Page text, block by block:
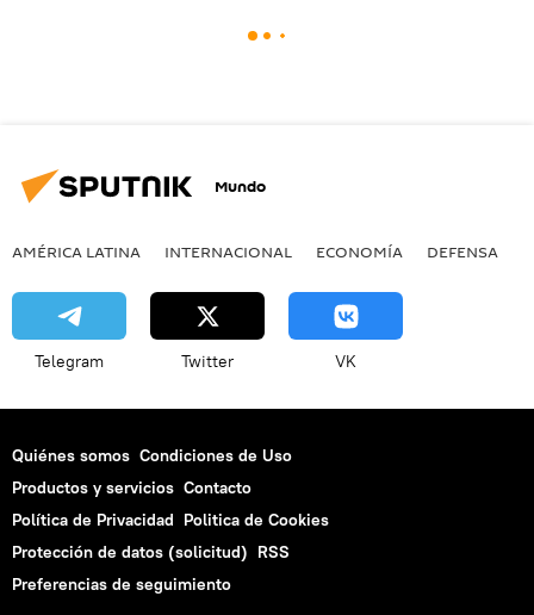
Mundo
AMÉRICA LATINA INTERNACIONAL ECONOMÍA DEFENSA
Telegram Twitter VK
Quiénes somos Condiciones de Uso
Productos y servicios Contacto
Política de Privacidad Politica de Cookies
Protección de datos (solicitud) RSS
Preferencias de seguimiento